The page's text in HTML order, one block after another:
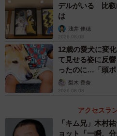
友人の「昔からの夢」がバケツ
──お菓子作りは得意なんですか
私を含め、この企画の参加者は
んどありませんでした。バケツ
デルがいる 比叡
は
浅井 佳穂
2026.08.08
12歳の愛犬に変
て見せる姿に反
ったのに…「頭ポ
「尊…」
梨木 香奈
2026.08.08
アクセスラ
「キム兄」木村
ョット「一瞬、